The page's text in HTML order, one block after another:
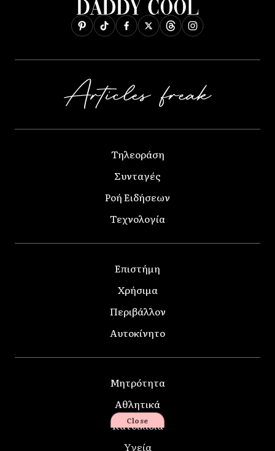
Τηλεοράση
Συνταγές
Ροή Ειδήσεων
Τεχνολογία
Επιστήμη
Χρήσιμα
Περιβάλλον
Αυτοκίνητο
Μητρότητα
Αθλητικά
Κατοικίδια
Υγεία
Close